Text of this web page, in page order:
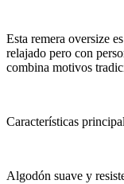
Esta remera oversize
relajado pero con
combina motivos
Características
Algodón suave y